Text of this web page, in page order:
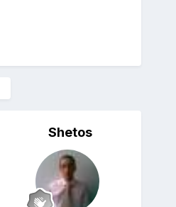
Shetos